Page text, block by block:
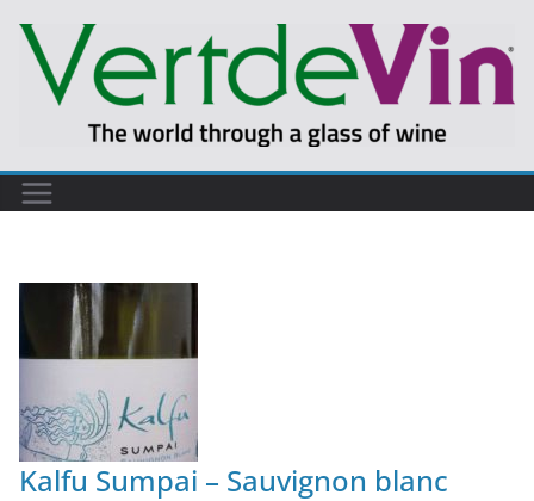
Kalfu Sumpai – Sauvignon blanc